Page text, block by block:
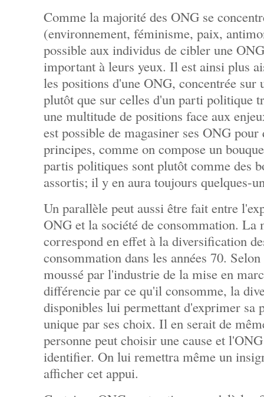
Comme la majorité des ONG se
(environnement, féminisme, paix,
possible aux individus de cibler une
important à leurs yeux. Il est ainsi plus
les positions d'une ONG, concentrée sur
plutôt que sur celles d'un parti politique
une multitude de positions face aux
est possible de magasiner ses ONG
principes, comme on compose un
partis politiques sont plutôt comme des
assortis; il y en aura toujours quelques-
Un parallèle peut aussi être fait entre
ONG et la société de consommation. La
correspond en effet à la diversification
consommation dans les années 70.
moussé par l'industrie de la mise en
différencie par ce qu'il consomme, la
disponibles lui permettant d'exprimer sa
unique par ses choix. Il en serait de
personne peut choisir une cause et
identifier. On lui remettra même un
afficher cet appui.